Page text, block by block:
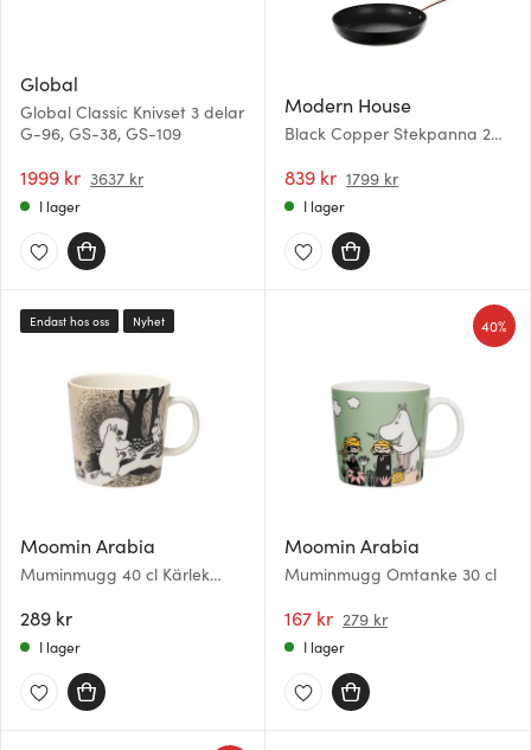
Global
Global Classic Knivset 3 delar
G-96, GS-38, GS-109
1999 kr 3637 kr
I lager
Modern House
Black Copper Stekpanna 2
839 kr 1799 kr
I lager
Moomin Arabia
Muminmugg 40 cl Kärlek
289 kr
Endast hos oss Nyhet
I lager
Moomin Arabia
Muminmugg Omtanke 30 cl
167 kr 279 kr
40%
I lager